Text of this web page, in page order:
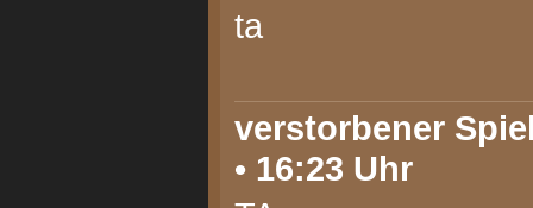
ta
verstorbener
• 16:23 Uhr